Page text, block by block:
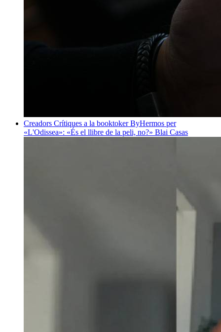
Creadors Crítiques a la booktoker ByHermos per
«L'Odissea»: «És el llibre de la peli, no?» Blai Casas